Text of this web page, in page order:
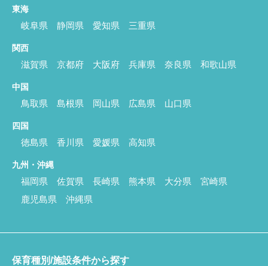
東海
岐阜県 静岡県 愛知県 三重県
関西
滋賀県 京都府 大阪府 兵庫県 奈良県 和歌山県
中国
鳥取県 島根県 岡山県 広島県 山口県
四国
徳島県 香川県 愛媛県 高知県
九州・沖縄
福岡県 佐賀県 長崎県 熊本県 大分県
宮崎県
鹿児島県
沖縄県
保育種別/施設条件から探す